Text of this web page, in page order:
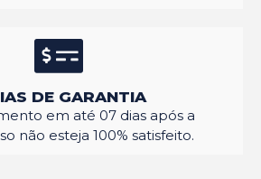
DE GARANTIA
em até 07 dias após a
não esteja 100% satisfeito.